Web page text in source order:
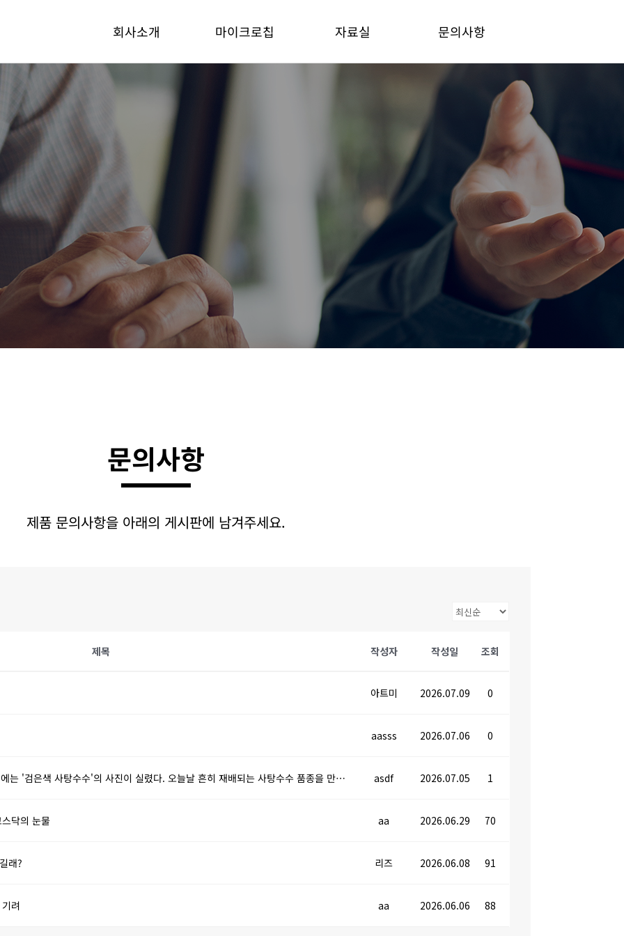
회사소개 마이크로칩 자료실 문의사항
문의사항
제품 문의사항을 아래의 게시판에 남겨주세요.
제목 작성자 작성일 조회
아트미 2026.07.09 0
aasss 2026.07.06 0
탕수수'의 사진이 실렸다. 오늘날 흔히 재배되는 사탕수수 품종을 만드는 데 사용된 주요 조상 품종 중 하나다. asdf 2026.07.05 1
닥의 눈물 aa 2026.06.29 70
래? 리즈 2026.06.08 91
려 aa 2026.06.06 88